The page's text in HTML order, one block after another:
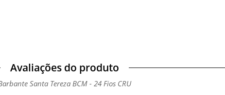
Avaliações do produto
Santa Tereza BCM - 24 Fios CRU